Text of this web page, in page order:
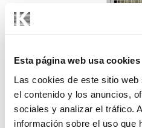
Esta página web usa cookies
Las cookies de este sitio
el contenido y los anuncios,
sociales y analizar el tráfico.
información sobre el uso que